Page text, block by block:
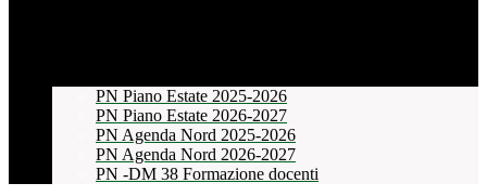
PN Piano Estate 2025-2026
PN Piano Estate 2026-2027
PN Agenda Nord 2025-2026
PN Agenda Nord 2026-2027
PN -DM 38 Formazione docenti